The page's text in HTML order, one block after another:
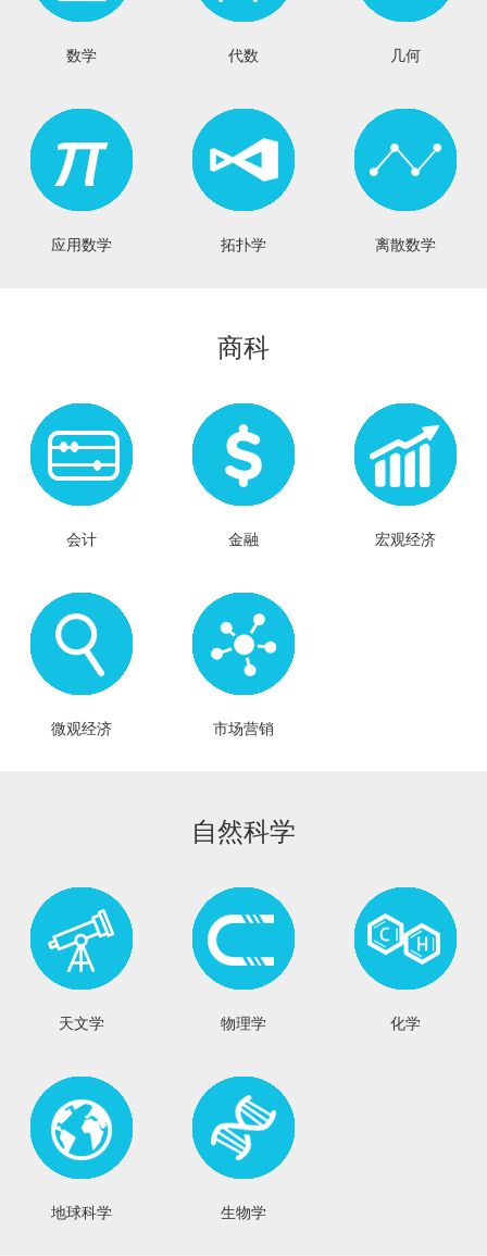
数学 代数 几何
应用数学 拓扑学 离散数学
商科
会计 金融 宏观经济
微观经济 市场营销
自然科学
天文学 物理学 化学
地球科学 生物学